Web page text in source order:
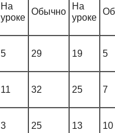
На
уроке
Обычно
На
уроке
5 29 19 5
11 32 25 7
3 25 13 10